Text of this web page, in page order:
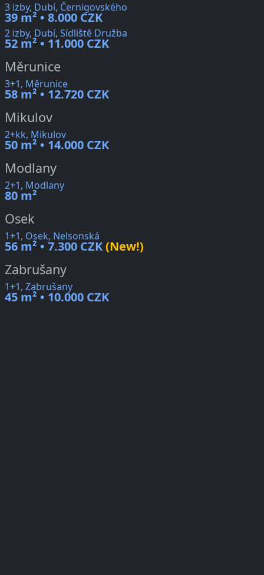
3 izby, Dubí, Černigovského
39 m² • 8.000 CZK
2 izby, Dubí, Sídliště Družba
52 m² • 11.000 CZK
Měrunice
3+1, Měrunice
58 m² • 12.720 CZK
Mikulov
2+kk, Mikulov
50 m² • 14.000 CZK
Modlany
2+1, Modlany
80 m²
Osek
1+1, Osek, Nelsonská
56 m² • 7.300 CZK(New!)
Zabrušany
1+1, Zabrušany
45 m² • 10.000 CZK